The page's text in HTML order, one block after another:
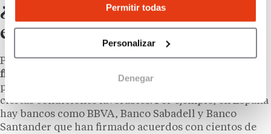
Permitir todas
Personalizar
Denegar
¿Qué opciones de financiación
existen?
Para facilitar la financiación,muchas franquicias han
firmado acuerdos con entidades bancarias
permiten a los franquiciados acceder a créditos con
ciertas condiciones favorables. Por ejemplo, en España
hay bancos como BBVA, Banco Sabadell y Banco
Santander que han firmado acuerdos con cientos de